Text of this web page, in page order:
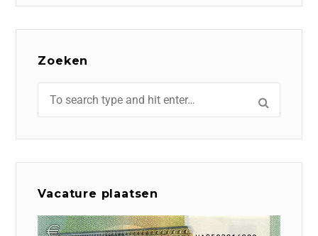
Zoeken
Vacature plaatsen